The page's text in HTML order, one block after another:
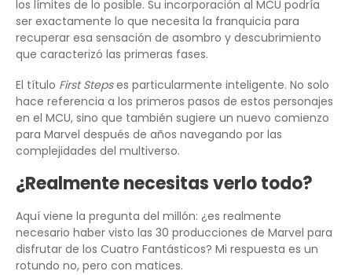
los límites de lo posible. Su incorporación al MCU podría
ser exactamente lo que necesita la franquicia para
recuperar esa sensación de asombro y descubrimiento
que caracterizó las primeras fases.
El título First Stepses particularmente inteligente. No solo
hace referencia a los primeros pasos de estos personajes
en el MCU, sino que también sugiere un nuevo comienzo
para Marvel después de años navegando por las
complejidades del multiverso.
¿Realmente necesitas verlo todo?
Aquí viene la pregunta del millón: ¿es realmente
necesario haber visto las 30 producciones de Marvel para
disfrutar de los Cuatro Fantásticos? Mi respuesta es un
rotundo no, pero con matices.